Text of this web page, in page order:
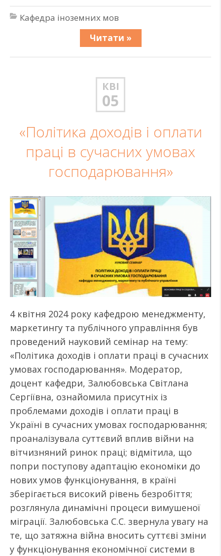
Кафедра іноземних мов
Читати »
КВІ
05
«Політика доходів і оплати
праці в сучасних умовах
господарювання»
4 квітня 2024 року кафедрою менеджменту,
маркетингу та публічного управління був
проведений науковий семінар на тему:
«Політика доходів і оплати праці в сучасних
умовах господарювання». Модератор,
доцент кафедри, Залюбовська Світлана
Сергіївна, ознайомила присутніх із
проблемами доходів і оплати праці в
Україні в сучасних умовах господарювання;
проаналізувала суттєвий вплив війни на
вітчизняний ринок праці; відмітила, що
попри поступову адаптацію економіки до
нових умов функціонування, в країні
зберігається високий рівень безробіття;
розглянула динамічні процеси вимушеної
міграції. Залюбовська С.С. звернула увагу на
те, що затяжна війна вносить суттєві зміни
у функціонування економічної системи в